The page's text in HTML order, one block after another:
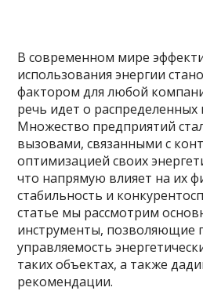
В современном мире
использования энергии
фактором для любой
речь идет о распределенных
Множество предприятий
вызовами, связанными с
оптимизацией своих
что напрямую влияет на их
стабильность и
статье мы рассмотрим
инструменты, позволяющие
управляемость
таких объектах, а также
рекомендации.